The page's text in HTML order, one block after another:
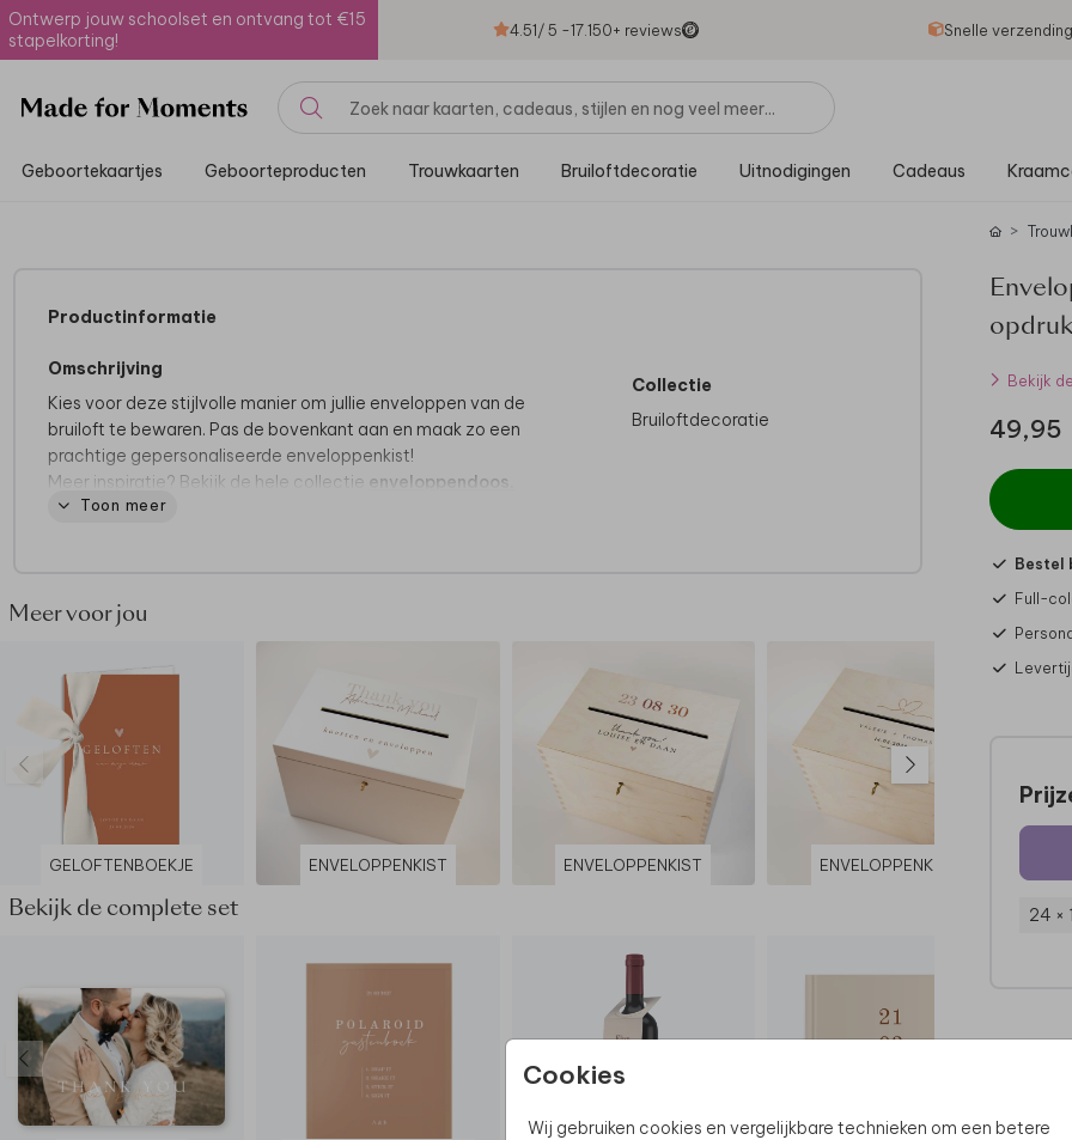
Ontwerp jouw schoolset en ontvang tot €15
stapelkorting!
4.51/ 5 -17.150+ reviews Snelle
Geboortekaartjes Geboorteproducten Trouwkaarten Bruiloftdecoratie Uitnodigingen Cadeaus
Cookies
Wij gebruiken cookies en vergelijkbare technieken om een betere
Productinformatie
Omschrijving
Kies voor deze stijlvolle manier om jullie enveloppen van de
bruiloft te bewaren. Pas de bovenkant aan en maak zo een
prachtige gepersonaliseerde enveloppenkist!
Meer inspiratie? Bekijk de hele collectie enveloppendoos.
Dit product maakt deel uit van
Toon meer
Collectie
Bruiloftdecoratie
Meer voor jou
GELOFTENBOEKJE ENVELOPPENKIST ENVELOPPENKIST ENVELOPPENKIST
Bekijk de complete set
Bekijk
49,95
Bestel
Full-
24 ×